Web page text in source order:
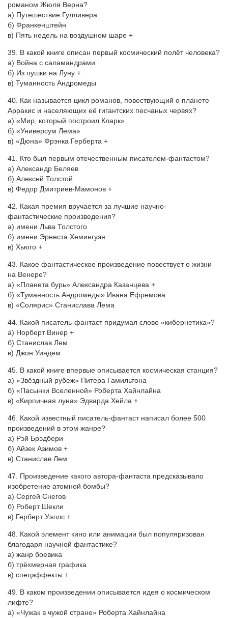
романом Жюля Верна?
а) Путешествие Гулливера
б) Франкенштейн
в) Пять недель на воздушном шаре +
39. В какой книге описан первый космический полёт человека?
а) Война с саламандрами
б) Из пушки на Луну +
в) Туманность Андромеды
40. Как называется цикл романов, повествующий о планете
Арракис и населяющих её гигантских песчаных червях?
а) «Мир, который построил Кларк»
б) «Универсум Лема»
в) «Дюна» Фрэнка Герберта +
41. Кто был первым отечественным писателем-фантастом?
а) Александр Беляев
б) Алексей Толстой
в) Федор Дмитриев-Мамонов +
42. Какая премия вручается за лучшие научно-
фантастические произведения?
а) имени Льва Толстого
б) имени Эрнеста Хемингуэя
в) Хьюго +
43. Какое фантастическое произведение повествует о жизни
на Венере?
а) «Планета бурь» Александра Казанцева +
б) «Туманность Андромеды» Ивана Ефремова
в) «Солярис» Станислава Лема
44. Какой писатель-фантаст придумал слово «кибернетика»?
а) Норберт Винер +
б) Станислав Лем
в) Джон Уиндем
45. В какой книге впервые описывается космическая станция?
а) «Звёздный рубеж» Питера Гамильтона
б) «Пасынки Вселенной» Роберта Хайнлайна
в) «Кирпичная луна» Эдварда Хейла +
46. Какой известный писатель-фантаст написал более 500
произведений в этом жанре?
а) Рэй Брэдбери
б) Айзек Азимов +
в) Станислав Лем
47. Произведение какого автора-фантаста предсказывало
изобретение атомной бомбы?
а) Сергей Снегов
б) Роберт Шекли
в) Герберт Уэллс +
48. Какой элемент кино или анимации был популяризован
благодаря научной фантастике?
а) жанр боевика
б) трёхмерная графика
в) спецэффекты +
49. В каком произведении описывается идея о космическом
лифте?
а) «Чужак в чужой стране» Роберта Хайнлайна